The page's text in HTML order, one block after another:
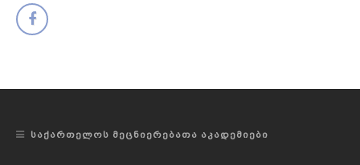
ᲡᲐᲥᲐᲠᲗᲔᲚᲝᲡ ᲛᲔᲪᲜᲘᲔᲠᲔᲑᲐᲗᲐ ᲐᲙᲐᲓᲔᲛᲘᲔᲑᲘ